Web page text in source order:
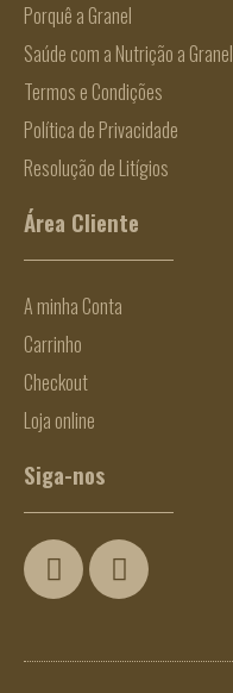
Porquê a Granel
Saúde com a Nutrição a Granel
Termos e Condições
Política de Privacidade
Resolução de Litígios
Área Cliente
A minha Conta
Carrinho
Checkout
Loja online
Siga-nos